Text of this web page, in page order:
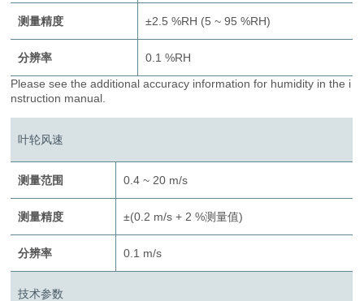
测量精度 ±2.5 %RH (5 ~ 95 %RH)
分辨率
0.1 %RH
Please see the additional accuracy information for humidity in the i
nstruction manual.
叶轮风速
测量范围 0.4 ~ 20 m/s
测量精度 ±(0.2 m/s + 2 %测量值)
分辨率 0.1 m/s
技术参数